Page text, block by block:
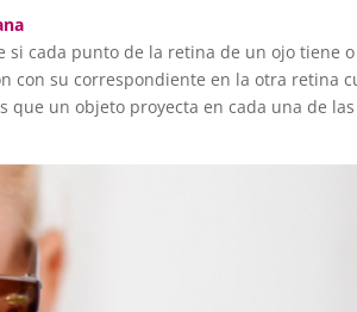
si cada punto de la retina de un ojo tiene
con su correspondiente en la otra retina
que un objeto proyecta en cada una de las